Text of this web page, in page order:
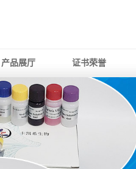
产品展厅 证书荣誉